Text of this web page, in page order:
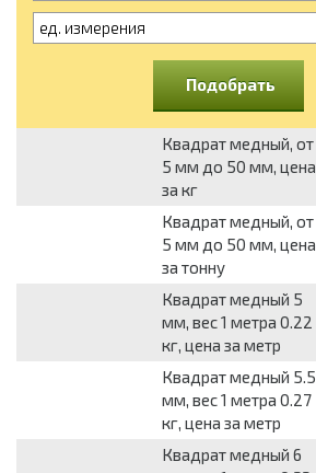
ед. измерения
Подобрать
Квадрат медный, от
5 мм до 50 мм, цена
за кг
Квадрат медный, от
5 мм до 50 мм, цена
за тонну
Квадрат медный 5
мм, вес 1 метра 0.22
кг, цена за метр
Квадрат медный 5.5
мм, вес 1 метра 0.27
кг, цена за метр
Квадрат медный 6